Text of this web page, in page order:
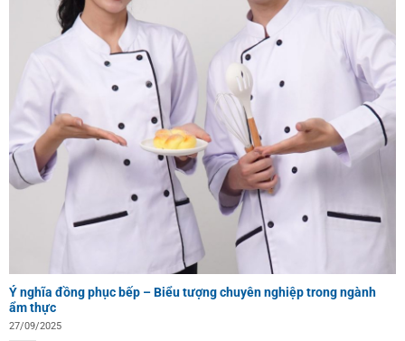
Ý nghĩa đồng phục bếp – Biểu tượng chuyên nghiệp trong ngành
ẩm thực
27/09/2025